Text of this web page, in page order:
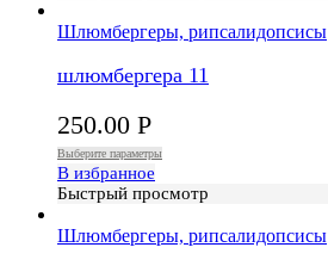
Шлюмбергеры, рипсалидопсисы
шлюмбергера 11
250.00 Р
Выберите параметры
В избранное
Быстрый просмотр
Шлюмбергеры, рипсалидопсисы